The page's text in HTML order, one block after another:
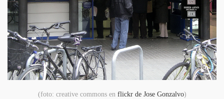
(foto: creative commons en flickr de Jose Gonzalvo)